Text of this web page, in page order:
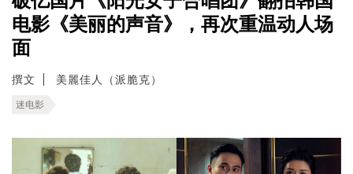
电影《美丽的声音》，再次重温动人场
面
撰文 美麗佳人（派脆克）
迷电影